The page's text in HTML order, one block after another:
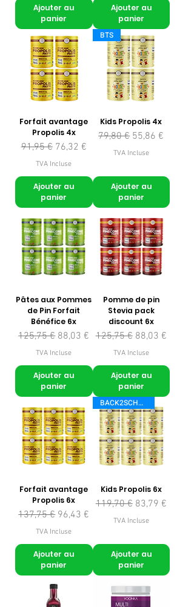
Ajouter au
panier
Ajouter au
panier
Forfait avantage
Propolis 4x
Prix original
91,95 € Prix promotionnel
76,32 €
TVA Incluse
Ajouter au
panier
BTS
Kids Propolis 4x
Prix original
79,80 € Prix
55,86 €
TVA Incluse
Ajouter au
panier
Pâtes aux Pommes
de Pin Forfait
Bénéfice 6x
Prix original
125,75 € Prix promotionnel
88,03 €
TVA Incluse
Ajouter au
panier
Pomme de pin
Stevia pack
discount 6x
Prix original
125,75 € Prix
88,03 €
TVA Incluse
Ajouter au
panier
Forfait avantage
Propolis 6x
Prix original
137,75 € Prix promotionnel
96,43 €
TVA Incluse
Ajouter au
panier
BACK2SCHOOL
Kids Propolis 6x
Prix original
119,70 € Prix
83,79 €
TVA Incluse
Ajouter au
panier